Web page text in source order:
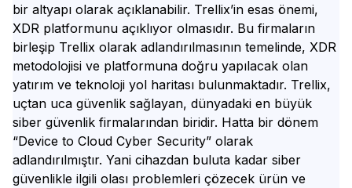
bir altyapı olarak açıklanabilir. Trellix’in esas önemi,
XDR platformunu açıklıyor olmasıdır. Bu firmaların
birleşip Trellix olarak adlandırılmasının temelinde, XDR
metodolojisi ve platformuna doğru yapılacak olan
yatırım ve teknoloji yol haritası bulunmaktadır. Trellix,
uçtan uca güvenlik sağlayan, dünyadaki en büyük
siber güvenlik firmalarından biridir. Hatta bir dönem
“Device to Cloud Cyber Security” olarak
adlandırılmıştır. Yani cihazdan buluta kadar siber
güvenlikle ilgili olası problemleri çözecek ürün ve